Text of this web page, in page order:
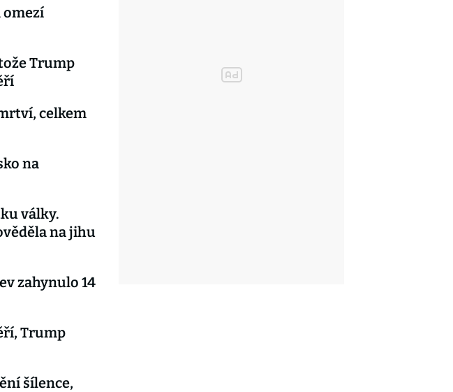
omezí
Trump
celkem
na
války.
na jihu
zahynulo 14
Trump
šílence,